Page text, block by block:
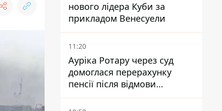
нового лідера Куби за
прикладом Венесуели
11:20
Ауріка Ротару через суд
домоглася перерахунку
пенсії після відмови
Пенсійного фонду